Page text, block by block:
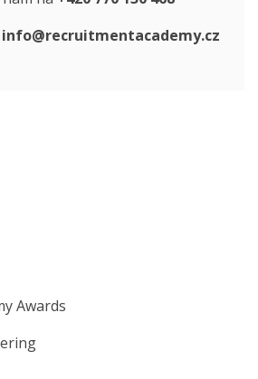
info@recruitmentacademy.cz
Awards